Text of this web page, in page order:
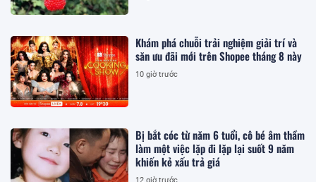
Khám phá chuỗi trải nghiệm giải trí và
săn ưu đãi mới trên Shopee tháng 8 này
10 giờ trước
Bị bắt cóc từ năm 6 tuổi, cô bé âm thầm
làm một việc lặp đi lặp lại suốt 9 năm
khiến kẻ xấu trả giá
12 giờ trước